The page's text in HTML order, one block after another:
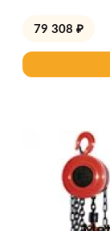
79 308 ₽